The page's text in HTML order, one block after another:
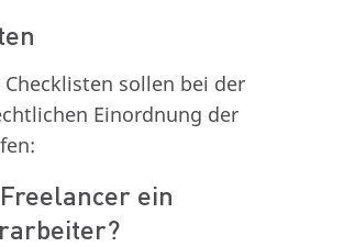
sollen bei der
Einordnung der
ein